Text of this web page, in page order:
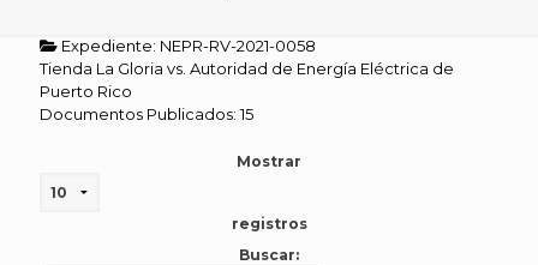
Expediente: NEPR-RV-2021-0058
Tienda La Gloria vs. Autoridad de Energía Eléctrica de
Puerto Rico
Documentos Publicados: 15
Mostrar
registros
Buscar: